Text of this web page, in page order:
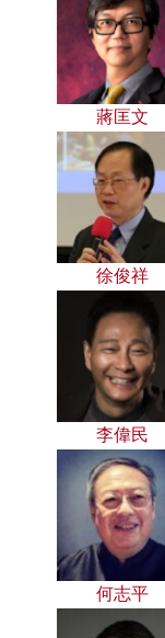
蔣匡文
徐俊祥
李偉民
何志平